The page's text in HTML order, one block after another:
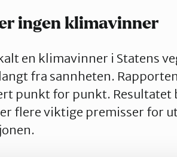
ingen klimavinner
en klimavinner i Statens
fra sannheten.
punkt for punkt.
flere viktige premisser for